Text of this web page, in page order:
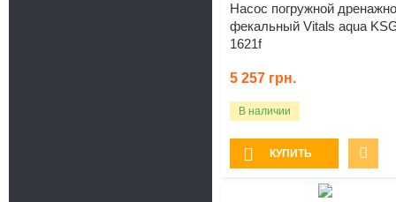
Насос погружной
фекальный Vitals aqua
1621f
5 257 грн.
В наличии
КУПИТЬ